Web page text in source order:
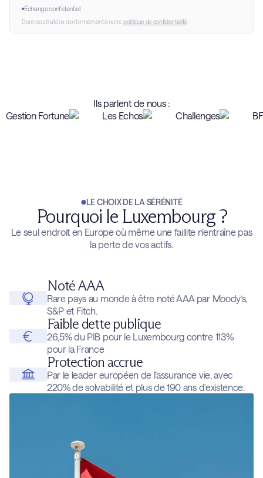
Échange confidentiel
Données traitées conformément à notre politique de confidentialité
Ils parlent de nous :
LE CHOIX DE LA SÉRÉNITÉ
Pourquoi le Luxembourg ?
Le seul endroit en Europe où même une faillite n’entraîne pas
la perte de vos actifs.
Noté AAA
Rare pays au monde à être noté AAA par Moody’s,
S&P et Fitch.
Faible dette publique
26,5% du PIB pour le Luxembourg contre 113%
pour la France
Protection accrue
Par le leader européen de l’assurance vie, avec
220% de solvabilité et plus de 190 ans d’existence.